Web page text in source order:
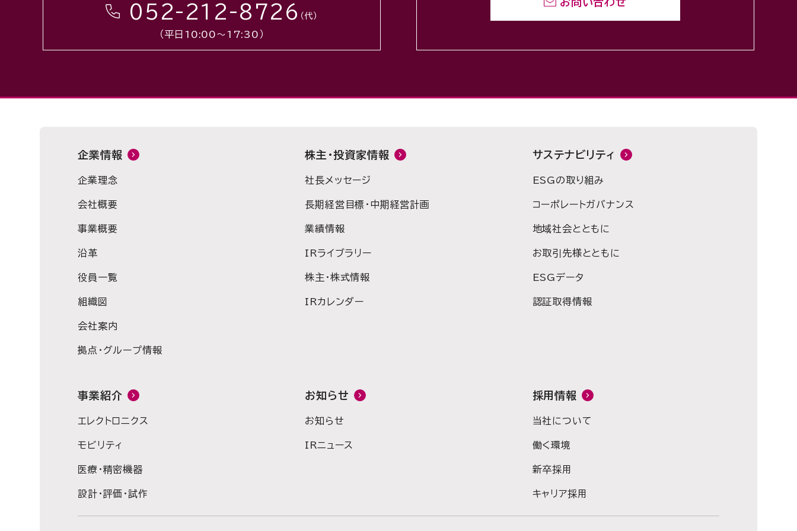
052-212-8726 （代）
（平日10:00〜17:30）
企業情報
企業理念
会社概要
事業概要
沿革
役員一覧
組織図
会社案内
拠点・グループ情報
株主・投資家情報
社長メッセージ
長期経営目標・中期経営計画
業績情報
IRライブラリー
株主・株式情報
IRカレンダー
サステナビリティ
ESGの取り組み
コーポレートガバナンス
地域社会とともに
お取引先様とともに
ESGデータ
認証取得情報
事業紹介
エレクトロニクス
モビリティ
医療・精密機器
設計・評価・試作
お知らせ
お知らせ
IRニュース
採用情報
当社について
働く環境
新卒採用
キャリア採用